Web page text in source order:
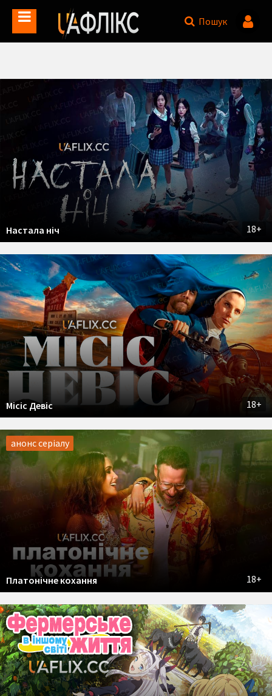
Пошук
18+
Настала ніч
18+
Місіс Девіс
анонс серіалу
18+
Платонічне кохання